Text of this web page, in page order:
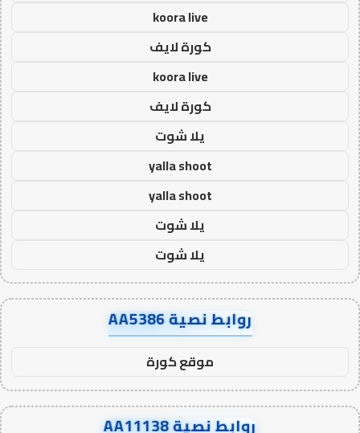
koora live
كورة لايف
koora live
كورة لايف
يلا شوت
yalla shoot
yalla shoot
يلا شوت
يلا شوت
روابط نصية AA5386
موقع كورة
روابط نصية AA11138